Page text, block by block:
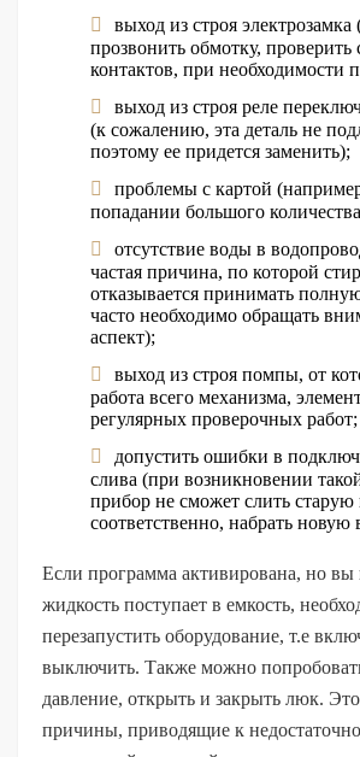
выход из строя
прозвонить обмотку, проверить
контактов, при необходимости
выход из строя реле
(к сожалению, эта деталь не
поэтому ее придется заменить);
проблемы с картой
попадании большого
отсутствие воды в
частая причина, по которой
отказывается принимать
часто необходимо обращать
аспект);
выход из строя помпы, от
работа всего механизма,
регулярных проверочных работ;
допустить ошибки в
слива (при возникновении
прибор не сможет слить старую
соответственно, набрать новую
Если программа активирована, но
жидкость поступает в емкость,
перезапустить оборудование, т.е
выключить. Также можно
давление, открыть и закрыть люк.
причины, приводящие к